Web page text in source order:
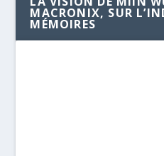
MACRONIX, SUR
MÉMOIRES